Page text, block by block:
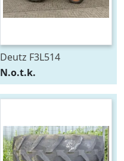
Deutz F3L514
N.o.t.k.